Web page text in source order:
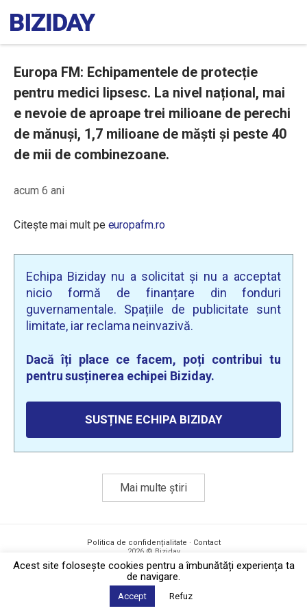
Europa FM: Echipamentele de protecție
pentru medici lipsesc. La nivel național, mai
e nevoie de aproape trei milioane de perechi
de mănuși, 1,7 milioane de măști și peste 40
de mii de combinezoane.
acum 6 ani
Citește mai mult pe europafm.ro
Echipa Biziday nu a solicitat și nu a acceptat
nicio formă de finanțare din fonduri
guvernamentale. Spațiile de publicitate sunt
limitate, iar reclama neinvazivă.
Dacă îți place ce facem, poți contribui tu
pentru susținerea echipei Biziday.
SUSȚINE ECHIPA BIZIDAY
Mai multe știri
Politica de confidențialitate · Contact
2026 © Biziday
Acest site foloseşte cookies pentru a îmbunătăți experiența ta
de navigare.
Accept Refuz